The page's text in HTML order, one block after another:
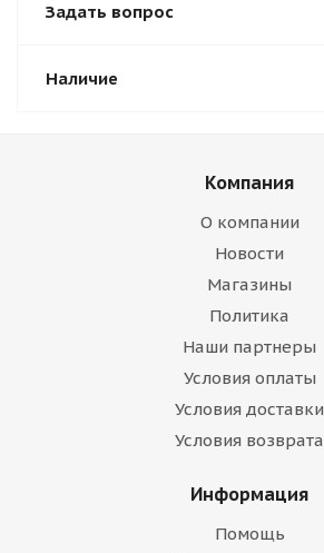
Задать вопрос
Наличие
Компания
О компании
Новости
Магазины
Политика
Наши партнеры
Условия оплаты
Условия доставки
Условия возврата
Информация
Помощь